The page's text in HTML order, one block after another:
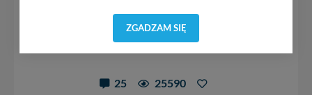
objęte Programem Natura 2000. Jest to obszar specjalnej
25 25590
dostosować do Twoich preferencji. Twoje dane (w tym
pliki cookies) będą zapisywane w celu usprawnienia
Bezpieczeństwo Twoich danych jest dla nas
priorytetowe, bez poinformowania Ciebie nie będziemy
ZGADZAM SIĘ